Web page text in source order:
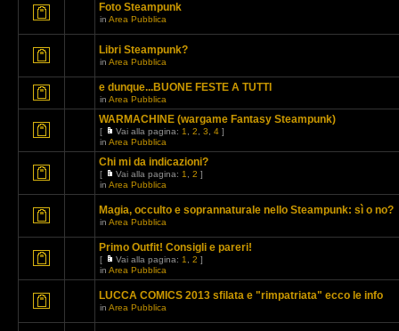
Foto Steampunk
in Area Pubblica
Libri Steampunk?
in Area Pubblica
e dunque...BUONE FESTE A TUTTI
in Area Pubblica
WARMACHINE (wargame Fantasy Steampunk)
[ Vai alla pagina: 1 2 3 4 ]
in Area Pubblica
Chi mi da indicazioni?
[ Vai alla pagina: 1 2 ]
in Area Pubblica
Magia, occulto e soprannaturale nello Steampunk: sì o no?
in Area Pubblica
Primo Outfit! Consigli e pareri!
[ Vai alla pagina: 1 2 ]
in Area Pubblica
LUCCA COMICS 2013 sfilata e "rimpatriata" ecco le info
in Area Pubblica